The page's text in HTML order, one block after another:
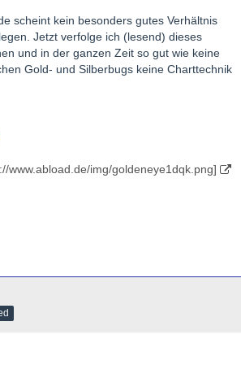
scheint kein besonders gutes Verhältnis
Jetzt verfolge ich (lesend) dieses
und in der ganzen Zeit so gut wie keine
Gold- und Silberbugs keine Charttechnik
www.abload.de/img/goldeneye1dqk.png]